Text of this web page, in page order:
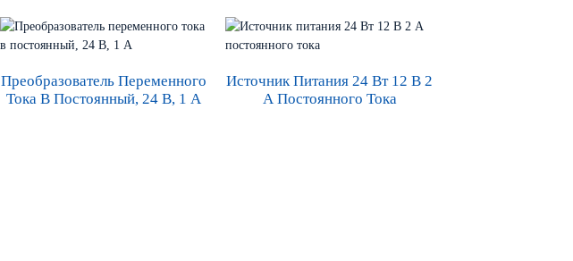
Преобразователь Переменного
Тока В Постоянный, 24 В, 1 А
Источник Питания 24 Вт 12 В 2
А Постоянного Тока